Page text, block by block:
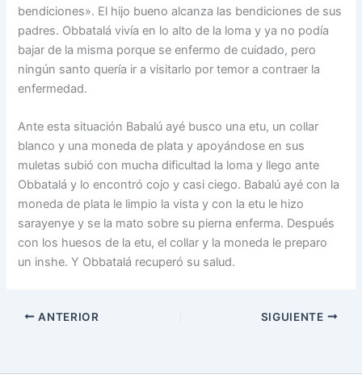
bendiciones». El hijo bueno alcanza las bendiciones de sus
padres. Obbatalá vivía en lo alto de la loma y ya no podía
bajar de la misma porque se enfermo de cuidado, pero
ningún santo quería ir a visitarlo por temor a contraer la
enfermedad.
Ante esta situación Babalú ayé busco una etu, un collar
blanco y una moneda de plata y apoyándose en sus
muletas subió con mucha dificultad la loma y llego ante
Obbatalá y lo encontró cojo y casi ciego. Babalú ayé con la
moneda de plata le limpio la vista y con la etu le hizo
sarayenye y se la mato sobre su pierna enferma. Después
con los huesos de la etu, el collar y la moneda le preparo
un inshe. Y Obbatalá recuperó su salud.
ANTERIOR SIGUIENTE